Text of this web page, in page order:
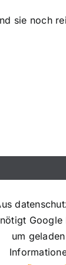
sie noch
Google
um